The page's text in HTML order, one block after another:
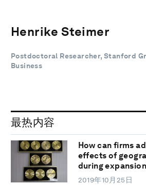
Henrike Steimer
Postdoctoral Researcher, Stanford
Business
最热内容
How can firms
effects of
during
2019年10月25日